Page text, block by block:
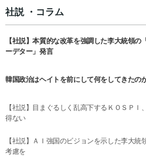
社説 ・コラム
【社説】本質的な改革を強調した李大統領の
ーデター」発言
韓国政治はヘイトを前にして何をしてきたの
【社説】目まぐるしく乱高下するＫＯＳＰＩ
得ない
【社説】ＡＩ強国のビジョンを示した李大
考慮を